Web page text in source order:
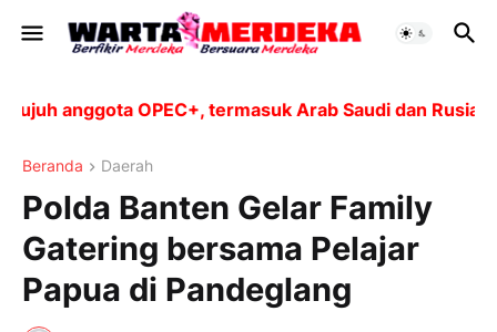
anggota OPEC+, termasuk Arab Saudi dan Rusia,
Beranda Daerah
Polda Banten Gelar Family
Gatering bersama Pelajar
Papua di Pandeglang